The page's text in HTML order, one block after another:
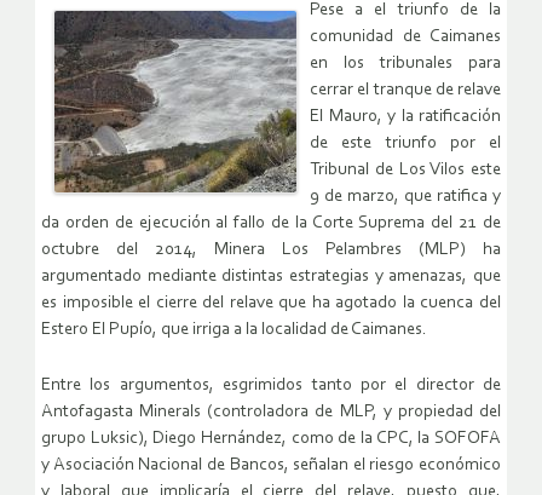
Pese a el triunfo de la
comunidad de Caimanes
en los tribunales para
cerrar el tranque de relave
El Mauro, y la ratificación
de este triunfo por el
Tribunal de Los Vilos este
9 de marzo, que ratifica y
da orden de ejecución al fallo de la Corte Suprema del 21 de
octubre del 2014, Minera Los Pelambres (MLP) ha
argumentado mediante distintas estrategias y amenazas, que
es imposible el cierre del relave que ha agotado la cuenca del
Estero El Pupío, que irriga a la localidad de Caimanes.
Entre los argumentos, esgrimidos tanto por el director de
Antofagasta Minerals (controladora de MLP, y propiedad del
grupo Luksic), Diego Hernández, como de la CPC, la SOFOFA
y Asociación Nacional de Bancos, señalan el riesgo económico